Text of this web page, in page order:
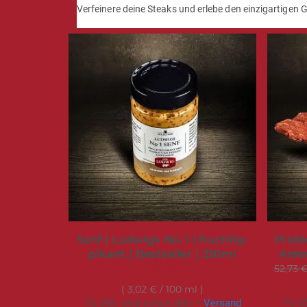
Verfeinere deine Steaks und erlebe den einzigartigen
Senf | Ludwigs No. 1 | fruchtig-
pikant | Bestseller | 230ml
3,02 € / 100 ml
7% USt. sind schon drin – Versand
52,73
7%